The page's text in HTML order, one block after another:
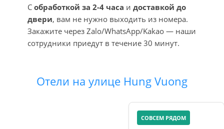
С обработкой за 2-4 часа и доставкой до
двери, вам не нужно выходить из номера.
Закажите через Zalo/WhatsApp/Kakao — наши
сотрудники приедут в течение 30 минут.
Отели на улице Hung Vuong
СОВСЕМ РЯДОМ